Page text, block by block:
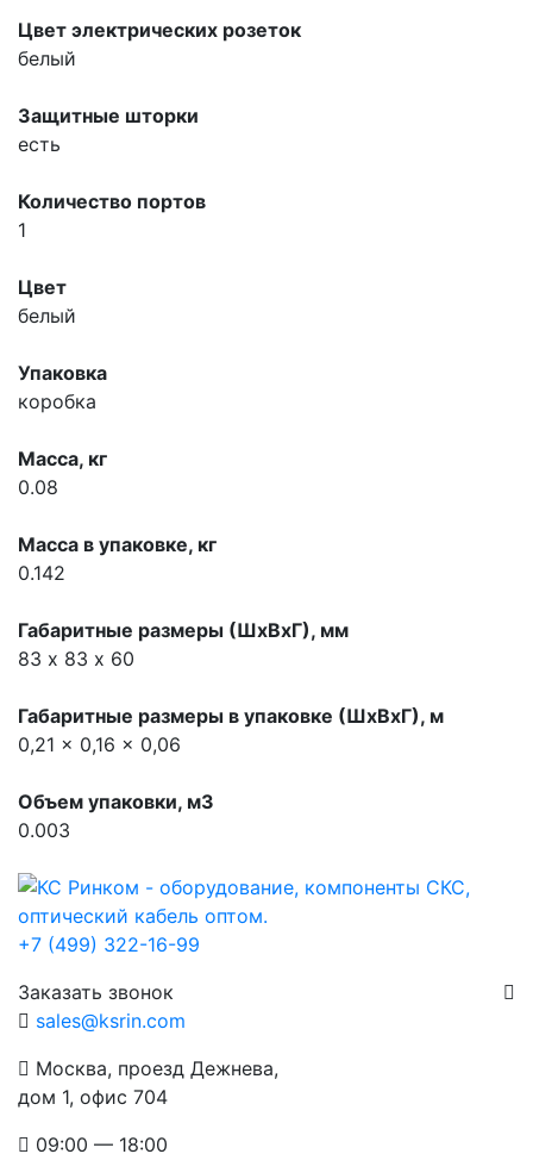
Цвет электрических розеток
белый
Защитные шторки
есть
Количество портов
1
Цвет
белый
Упаковка
коробка
Масса, кг
0.08
Масса в упаковке, кг
0.142
Габаритные размеры (ШхВхГ), мм
83 х 83 х 60
Габаритные размеры в упаковке (ШхВхГ), м
0,21 x 0,16 x 0,06
Объем упаковки, м3
0.003
+7 (499) 322-16-99
Заказать звонок
sales@ksrin.com
Москва, проезд Дежнева,
дом 1, офис 704
09:00 — 18:00